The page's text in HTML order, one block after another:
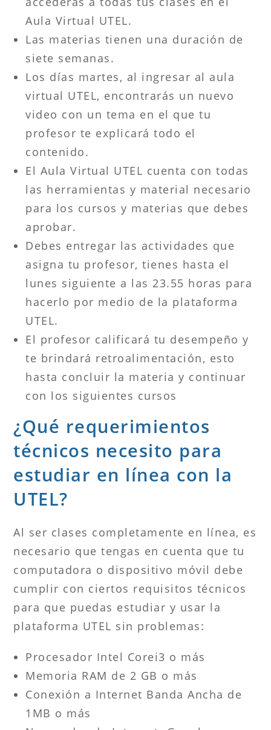
Aula Virtual UTEL.
Las materias tienen una duración de
siete semanas.
Los días martes, al ingresar al aula
virtual UTEL, encontrarás un nuevo
video con un tema en el que tu
profesor te explicará todo el
contenido.
El Aula Virtual UTEL cuenta con todas
las herramientas y material necesario
para los cursos y materias que debes
aprobar.
Debes entregar las actividades que
asigna tu profesor, tienes hasta el
lunes siguiente a las 23.55 horas para
hacerlo por medio de la plataforma
UTEL.
El profesor calificará tu desempeño y
te brindará retroalimentación, esto
hasta concluir la materia y continuar
con los siguientes cursos
¿Qué requerimientos
técnicos necesito para
estudiar en línea con la
UTEL?
Al ser clases completamente en línea, es
necesario que tengas en cuenta que tu
computadora o dispositivo móvil debe
cumplir con ciertos requisitos técnicos
para que puedas estudiar y usar la
plataforma UTEL sin problemas:
Procesador Intel Corei3 o más
Memoria RAM de 2 GB o más
Conexión a Internet Banda Ancha de
1MB o más